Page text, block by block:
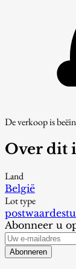
De verkoop is
Over dit
Land
België
Lot type
Abonneer u
Abonneren